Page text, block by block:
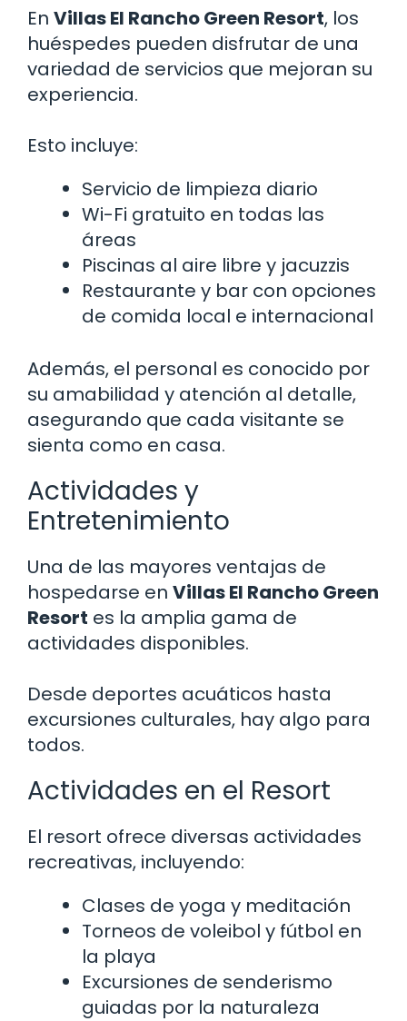
En Villas El Rancho Green Resort, los
huéspedes pueden disfrutar de una
variedad de servicios que mejoran su
experiencia.
Esto incluye:
Servicio de limpieza diario
Wi-Fi gratuito en todas las
áreas
Piscinas al aire libre y jacuzzis
Restaurante y bar con opciones
de comida local e internacional
Además, el personal es conocido por
su amabilidad y atención al detalle,
asegurando que cada visitante se
sienta como en casa.
Actividades y
Entretenimiento
Una de las mayores ventajas de
hospedarse en Villas El Rancho Green
Resort es la amplia gama de
actividades disponibles.
Desde deportes acuáticos hasta
excursiones culturales, hay algo para
todos.
Actividades en el Resort
El resort ofrece diversas actividades
recreativas, incluyendo:
Clases de yoga y meditación
Torneos de voleibol y fútbol en
la playa
Excursiones de senderismo
guiadas por la naturaleza